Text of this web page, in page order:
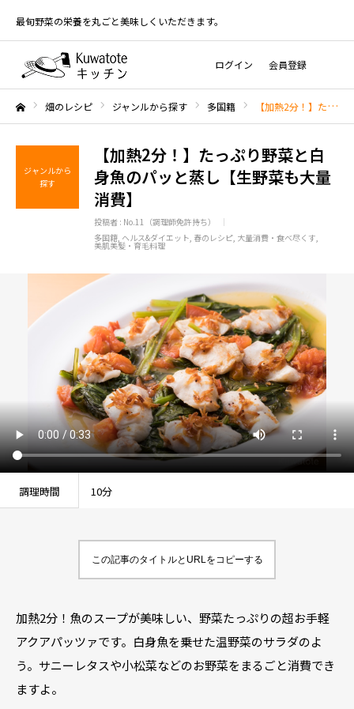
最旬野菜の栄養を丸ごと美味しくいただきます。
ログイン 会員登録
畑のレシピ ジャンルから探す 多国籍 【加熱2分！】たっぷり野菜と白身魚のパッと蒸し【生野菜も大量消費】
ジャンルから
探す
【加熱2分！】たっぷり野菜と白
身魚のパッと蒸し【生野菜も大量
消費】
投稿者 : No.11（調理師免許持ち）
多国籍 ヘルス&ダイエット 春のレシピ 大量消費・食べ尽くす
美肌美髪・育毛料理
調理時間 10分
この記事のタイトルとURLをコピーする
加熱2分！魚のスープが美味しい、野菜たっぷりの超お手軽
アクアパッツァです。白身魚を乗せた温野菜のサラダのよ
う。サニーレタスや小松菜などのお野菜をまるごと消費でき
ますよ。